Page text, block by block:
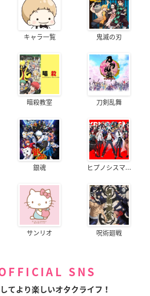
キャラ一覧 鬼滅の刃
暗殺教室 刀剣乱舞
銀魂 ヒプノシスマ...
サンリオ 呪術廻戦
SNS
てより楽しいオタクライフ！